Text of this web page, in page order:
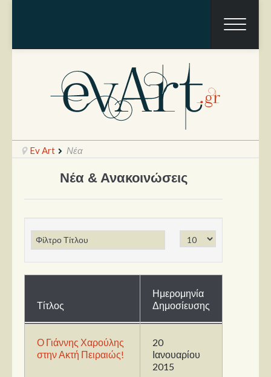
Ραπόρτο
Θέατρο
Παρουσιάσεις
Δίσκοι
Σειρές
Ταινίες
Ev Art Νέα
Νέα & Ανακοινώσεις
Τίτλος
Ημερομηνία
Δημοσίευσης
Ο Γιάννης Χαρούλης
στην Ακτή Πειραιώς!
20
Ιανουαρίου
2015